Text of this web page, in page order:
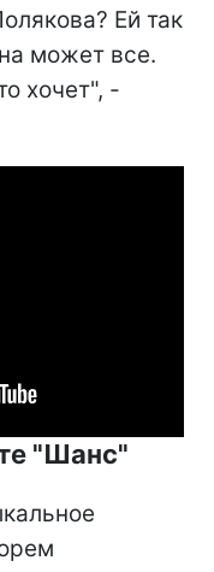
Ей так
может все.
хочет", -
"Шанс"